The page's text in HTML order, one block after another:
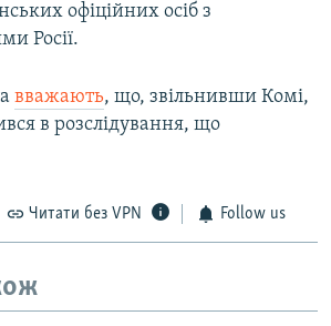
офіційних осіб з
Росії.
вважають, що, звільнивши Комі,
в розслідування, що
Читати без VPN Follow us